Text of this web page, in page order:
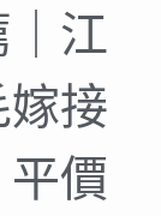
江
接
平價